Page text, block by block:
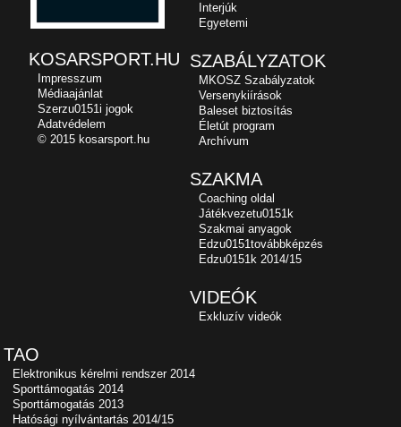
Interjúk
Egyetemi
SZABÁLYZATOK
MKOSZ Szabályzatok
Versenykiírások
Baleset biztosítás
Életút program
Archívum
SZAKMA
Coaching oldal
Játékvezetu0151k
Szakmai anyagok
Edzu0151továbbképzés
Edzu0151k 2014/15
VIDEÓK
Exkluzív videók
TAO
Elektronikus kérelmi rendszer 2014
Sporttámogatás 2014
Sporttámogatás 2013
Hatósági nyílvántartás 2014/15
KOSARSPORT.HU
Impresszum
Médiaajánlat
Szerzu0151i jogok
Adatvédelem
© 2015 kosarsport.hu